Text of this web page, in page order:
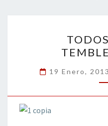
19 Enero,